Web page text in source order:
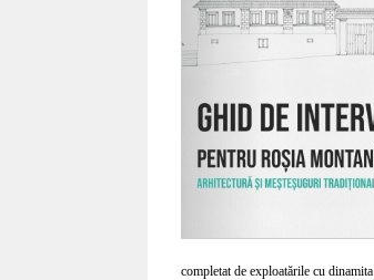
completat de exploatările cu